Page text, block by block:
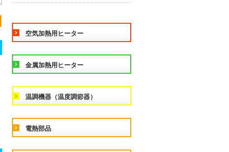
空気加熱用ヒーター
金属加熱用ヒーター
温調機器（温度調節器）
電熱部品